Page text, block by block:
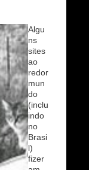
Algu
ns
sites
ao
redor
mun
do
(inclu
indo
no
Brasi
l)
fizer